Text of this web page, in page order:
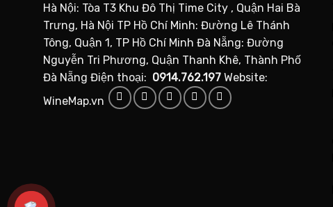
Hà Nội: Tòa T3 Khu Đô Thị Time City , Quận Hai Bà
Trưng, Hà Nội TP Hồ Chí Minh: Đường Lê Thánh
Tông, Quận 1, TP Hồ Chí Minh Đà Nẵng: Đường
Nguyễn Tri Phương, Quận Thanh Khê, Thành Phố
Đà Nẵng Điện thoại: 0914.762.197 Website:
WineMap.vn